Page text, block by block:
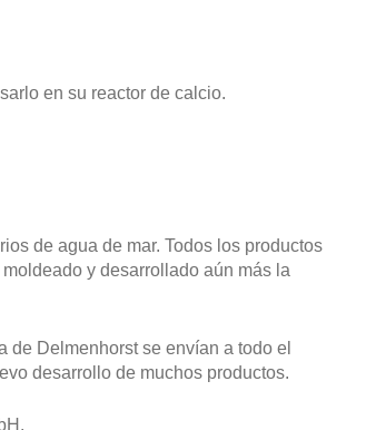
en su reactor de calcio.
de agua de mar. Todos los productos
y desarrollado aún más la
de Delmenhorst se envían a todo el
desarrollo de muchos productos.